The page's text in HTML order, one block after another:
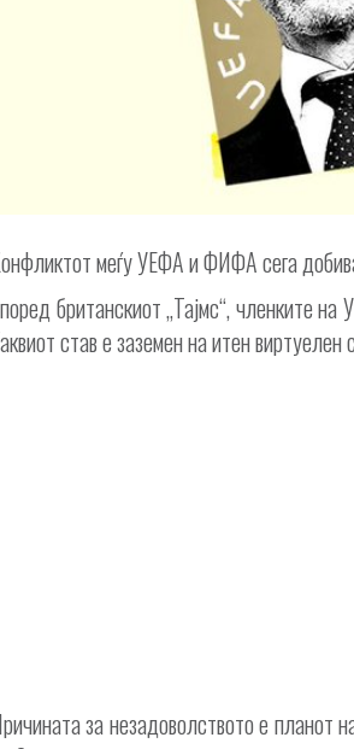
меѓу УЕФА и ФИФА сега
британскиот „Тајмс“, членките
став е заземен на итен
за незадоволството е